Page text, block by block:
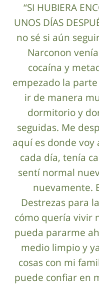
“SI HUBIERA
UNOS DÍAS
no sé si aún
Narconon
cocaína y
empezado la
ir de manera
dormitorio y
seguidas. Me
aquí es donde voy
cada día, tenía
sentí normal
nuevamente.
Destrezas para
cómo quería vivir
pueda pararme
medio limpio y
cosas con mi
puede confiar en